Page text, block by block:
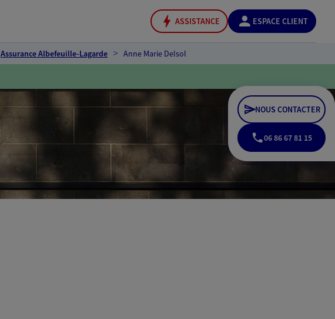
ASSISTANCE ESPACE CLIENT
Assurance Albefeuille-Lagarde Anne Marie Delsol
NOUS CONTACTER
06 86 67 81 15